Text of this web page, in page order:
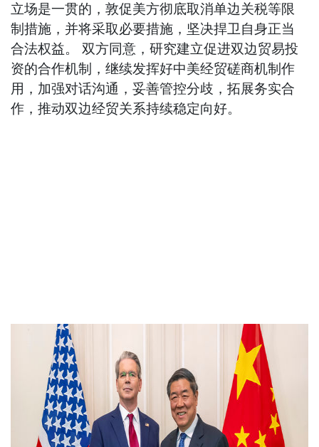
立场是一贯的，敦促美方彻底取消单边关税等限
制措施，并将采取必要措施，坚决捍卫自身正当
合法权益。 双方同意，研究建立促进双边贸易投
资的合作机制，继续发挥好中美经贸磋商机制作
用，加强对话沟通，妥善管控分歧，拓展务实合
作，推动双边经贸关系持续稳定向好。